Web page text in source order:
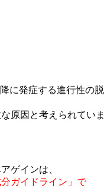
に発症する進行性の脱
原因と考えられていま
ゲインは、
ガイドライン」で